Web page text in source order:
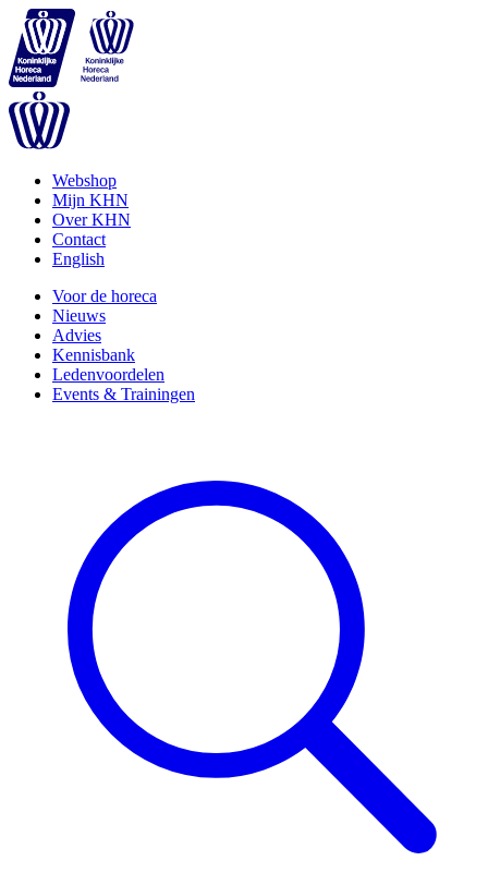
Webshop
Mijn KHN
Over KHN
Contact
English
Voor de horeca
Nieuws
Advies
Kennisbank
Ledenvoordelen
Events & Trainingen